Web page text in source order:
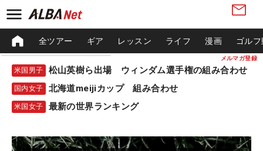
メルマガ登録
全ツアー ギア レッスン ライフ 漫画 ゴル
米国男子 松山英樹ら出場 ウィンダム選手権の組み合わせ
国内女子 北海道meijiカップ 組み合わせ
米国女子 最新の世界ランキング